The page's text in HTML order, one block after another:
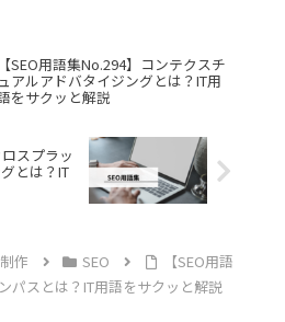
【SEO用語集No.294】コンテクスチ
ュアルアドバタイジングとは？IT用
をサクッと解説
スプラッ
とは？IT
作 SEO
【SEO用語
パスとは？IT用語をサクッと解説